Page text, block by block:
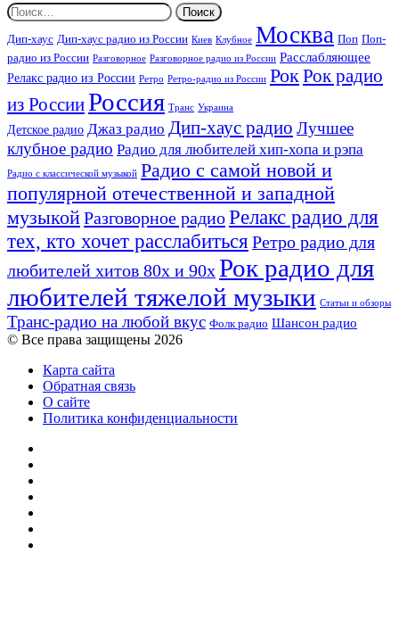
жанре
чилл
вне
загадочного
эйджа
Найти:
Дип-хаус Дип-хаус радио из России Киев Клубное Москва Поп Поп-
радио из России Разговорное Разговорное радио из России Расслабляющее
Релакс радио из России Ретро Ретро-радио из России РокРок радио
из РоссииРоссия Транс Украина
Детское радио Джаз радио Дип-хаус радио Лучшее
клубное радио Радио для любителей хип-хопа и рэпа
Радио с классической музыкой Радио с самой новой и
популярной отечественной и западной
музыкойРазговорное радиоРелакс радио для
тех, кто хочет расслабиться Ретро радио для
любителей хитов 80х и 90хРок радио для
любителей тяжелой музыки Статьи и обзоры
Транс-радио на любой вкус Фолк радио Шансон радио
© Все права защищены 2026
Карта сайта
Обратная связь
О сайте
Политика конфиденциальности